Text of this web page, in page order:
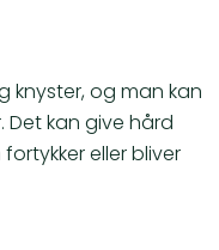
knyster, og man kan
kan give hård
eller bliver